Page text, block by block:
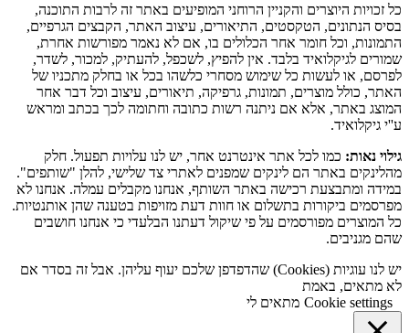
כל זכויות היוצרים והקניין הרוחני המופיעים באתר זה לרבות התוכנה,
בסיס הנתונים, הטקסטים, התיאורים, עיצוב האתר, הקבצים הגרפיים,
התמונות, וכל חומר אחר הכלולים בו, אם לא נאמר מפורשות אחרת,
שמורים לגיקלואיד בלבד. אין להפיץ, לשכפל, להעתיק, למכור, לשדר,
לפרסם, או לעשות כל שימוש מסחרי כלשהו בכל או בחלק מתכניו של
האתר, כולל מוצרים, תמונות, גרפיקה, תיאורים, עיצוב וכל דבר אחר
המוצג באתר, אלא אם ניתנה רשות כתובה וחתומה לכך בכתב ומראש
ע''י גיקלואיד.
גילוי נאות: כמו לכל אתר אינטרנט אחר, יש לנו עלויות תפעול. חלק
מהלינקים באתר הם לינקים שמפנים לאתרי צד שלישי, להלן "שותפים".
במידה ומתבצעת רכישה באתר השותף, אנחנו מקבלים עמלה. אנחנו לא
מפרסמים ביקורות בתשלום או חוות דעת מזויפות בטענה שהן אותנטיות.
כל המוצרים מפורסמים על פי שיקול דעתנו הבלעדי כי אנחנו חושבים
שהם מגניבים.
יש לנו עוגיות (Cookies) שהדפדפן שלכם יעוף עליהן. אבל זה בסדר אם
לא מתאים, באמת
Cookie settings מתאים לי